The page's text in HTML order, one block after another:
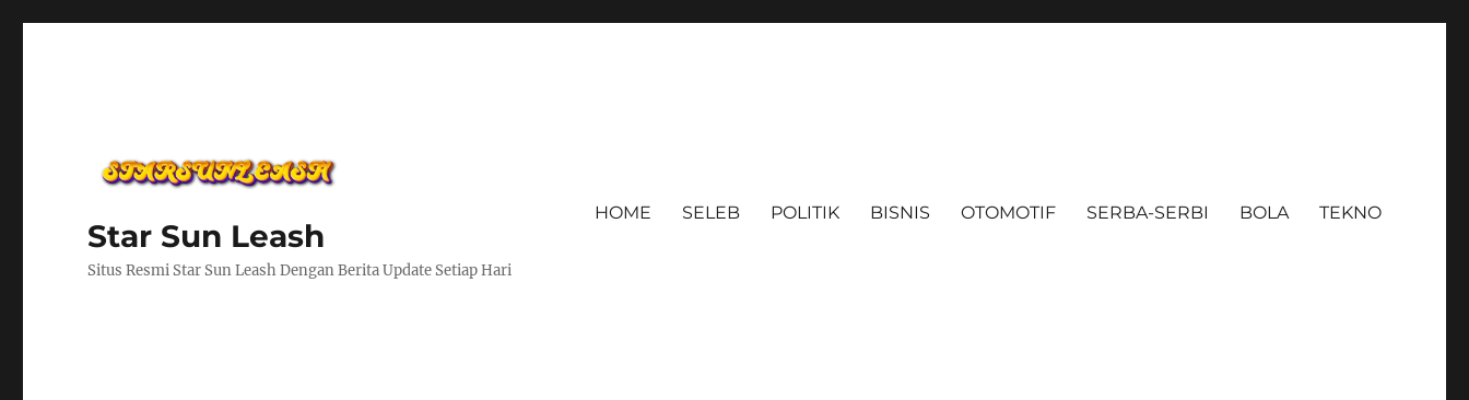
Star Sun Leash
Situs Resmi Star Sun Leash Dengan Berita Update Setiap Hari
HOME SELEB POLITIK BISNIS OTOMOTIF SERBA-SERBI BOLA TEKNO